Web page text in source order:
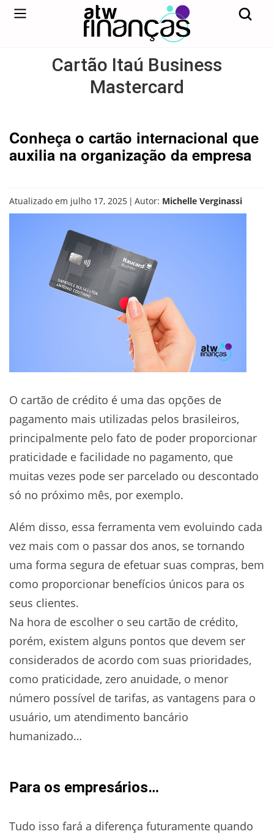
Cartão Itaú Business
Mastercard
Conheça o cartão internacional que
auxilia na organização da empresa
Atualizado em julho 17, 2025 | Autor: Michelle Verginassi
O cartão de crédito é uma das opções de
pagamento mais utilizadas pelos brasileiros,
principalmente pelo fato de poder proporcionar
praticidade e facilidade no pagamento, que
muitas vezes pode ser parcelado ou descontado
só no próximo mês, por exemplo.
Além disso, essa ferramenta vem evoluindo cada
vez mais com o passar dos anos, se tornando
uma forma segura de efetuar suas compras, bem
como proporcionar benefícios únicos para os
seus clientes.
Na hora de escolher o seu cartão de crédito,
porém, existem alguns pontos que devem ser
considerados de acordo com suas prioridades,
como praticidade, zero anuidade, o menor
número possível de tarifas, as vantagens para o
usuário, um atendimento bancário
humanizado…
Para os empresários…
Tudo isso fará a diferença futuramente quando